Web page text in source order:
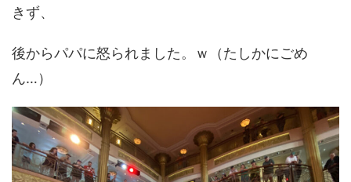
きず、
後からパパに怒られました。ｗ（たしかにごめ
ん…）